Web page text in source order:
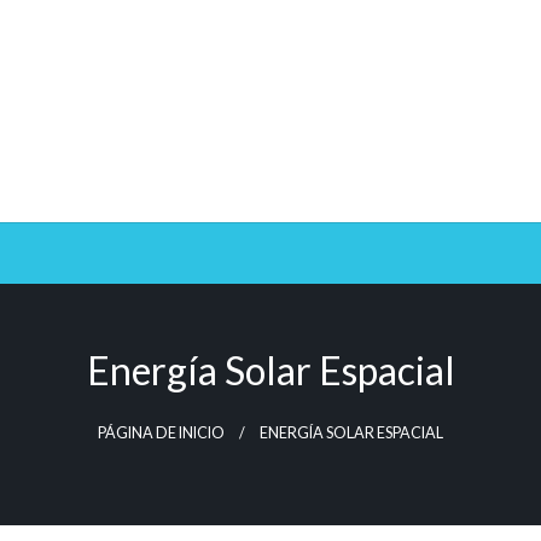
Energía Solar Espacial
PÁGINA DE INICIO ENERGÍA SOLAR ESPACIAL